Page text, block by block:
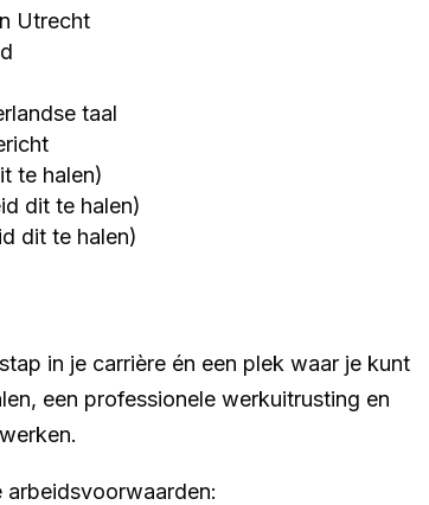
Utrecht
taal
te halen)
dit te halen)
dit te halen)
in je carrière én een plek waar je kunt
een professionele werkuitrusting en